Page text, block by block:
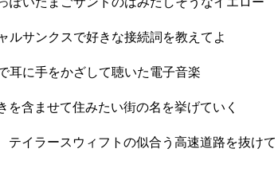
ルサンクスで好きな接続詞を教えてよ
耳に手をかざして聴いた電子音楽
を含ませて住みたい街の名を挙げていく
イラースウィフトの似合う高速道路を抜けて